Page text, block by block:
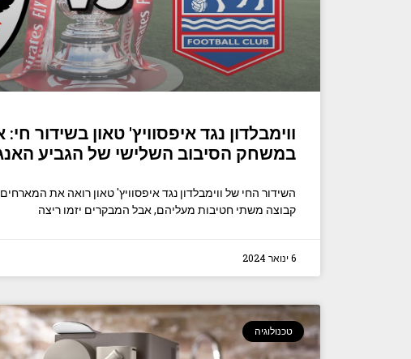
ווימבלדון נגד איפסוויץ' טאון בשידור
במשחק הסיבוב השלישי של הגביע
השידור החי של ווימבלדון נגד איפסוויץ' טאון רואה את
קבוצה משתי חטיבות מעליהם, אבל המבקרים יזמו ריצה
6 ינואר 2024
טכנולוגיה